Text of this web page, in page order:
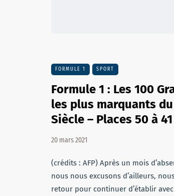
FORMULE 1 SPORT
Formule 1 : Les 100
les plus marquants du
Siècle – Places 50 à 41
20 mars 2021
(crédits : AFP) Après un mois
nous nous excusons d’ailleurs,
retour pour continuer d’établir